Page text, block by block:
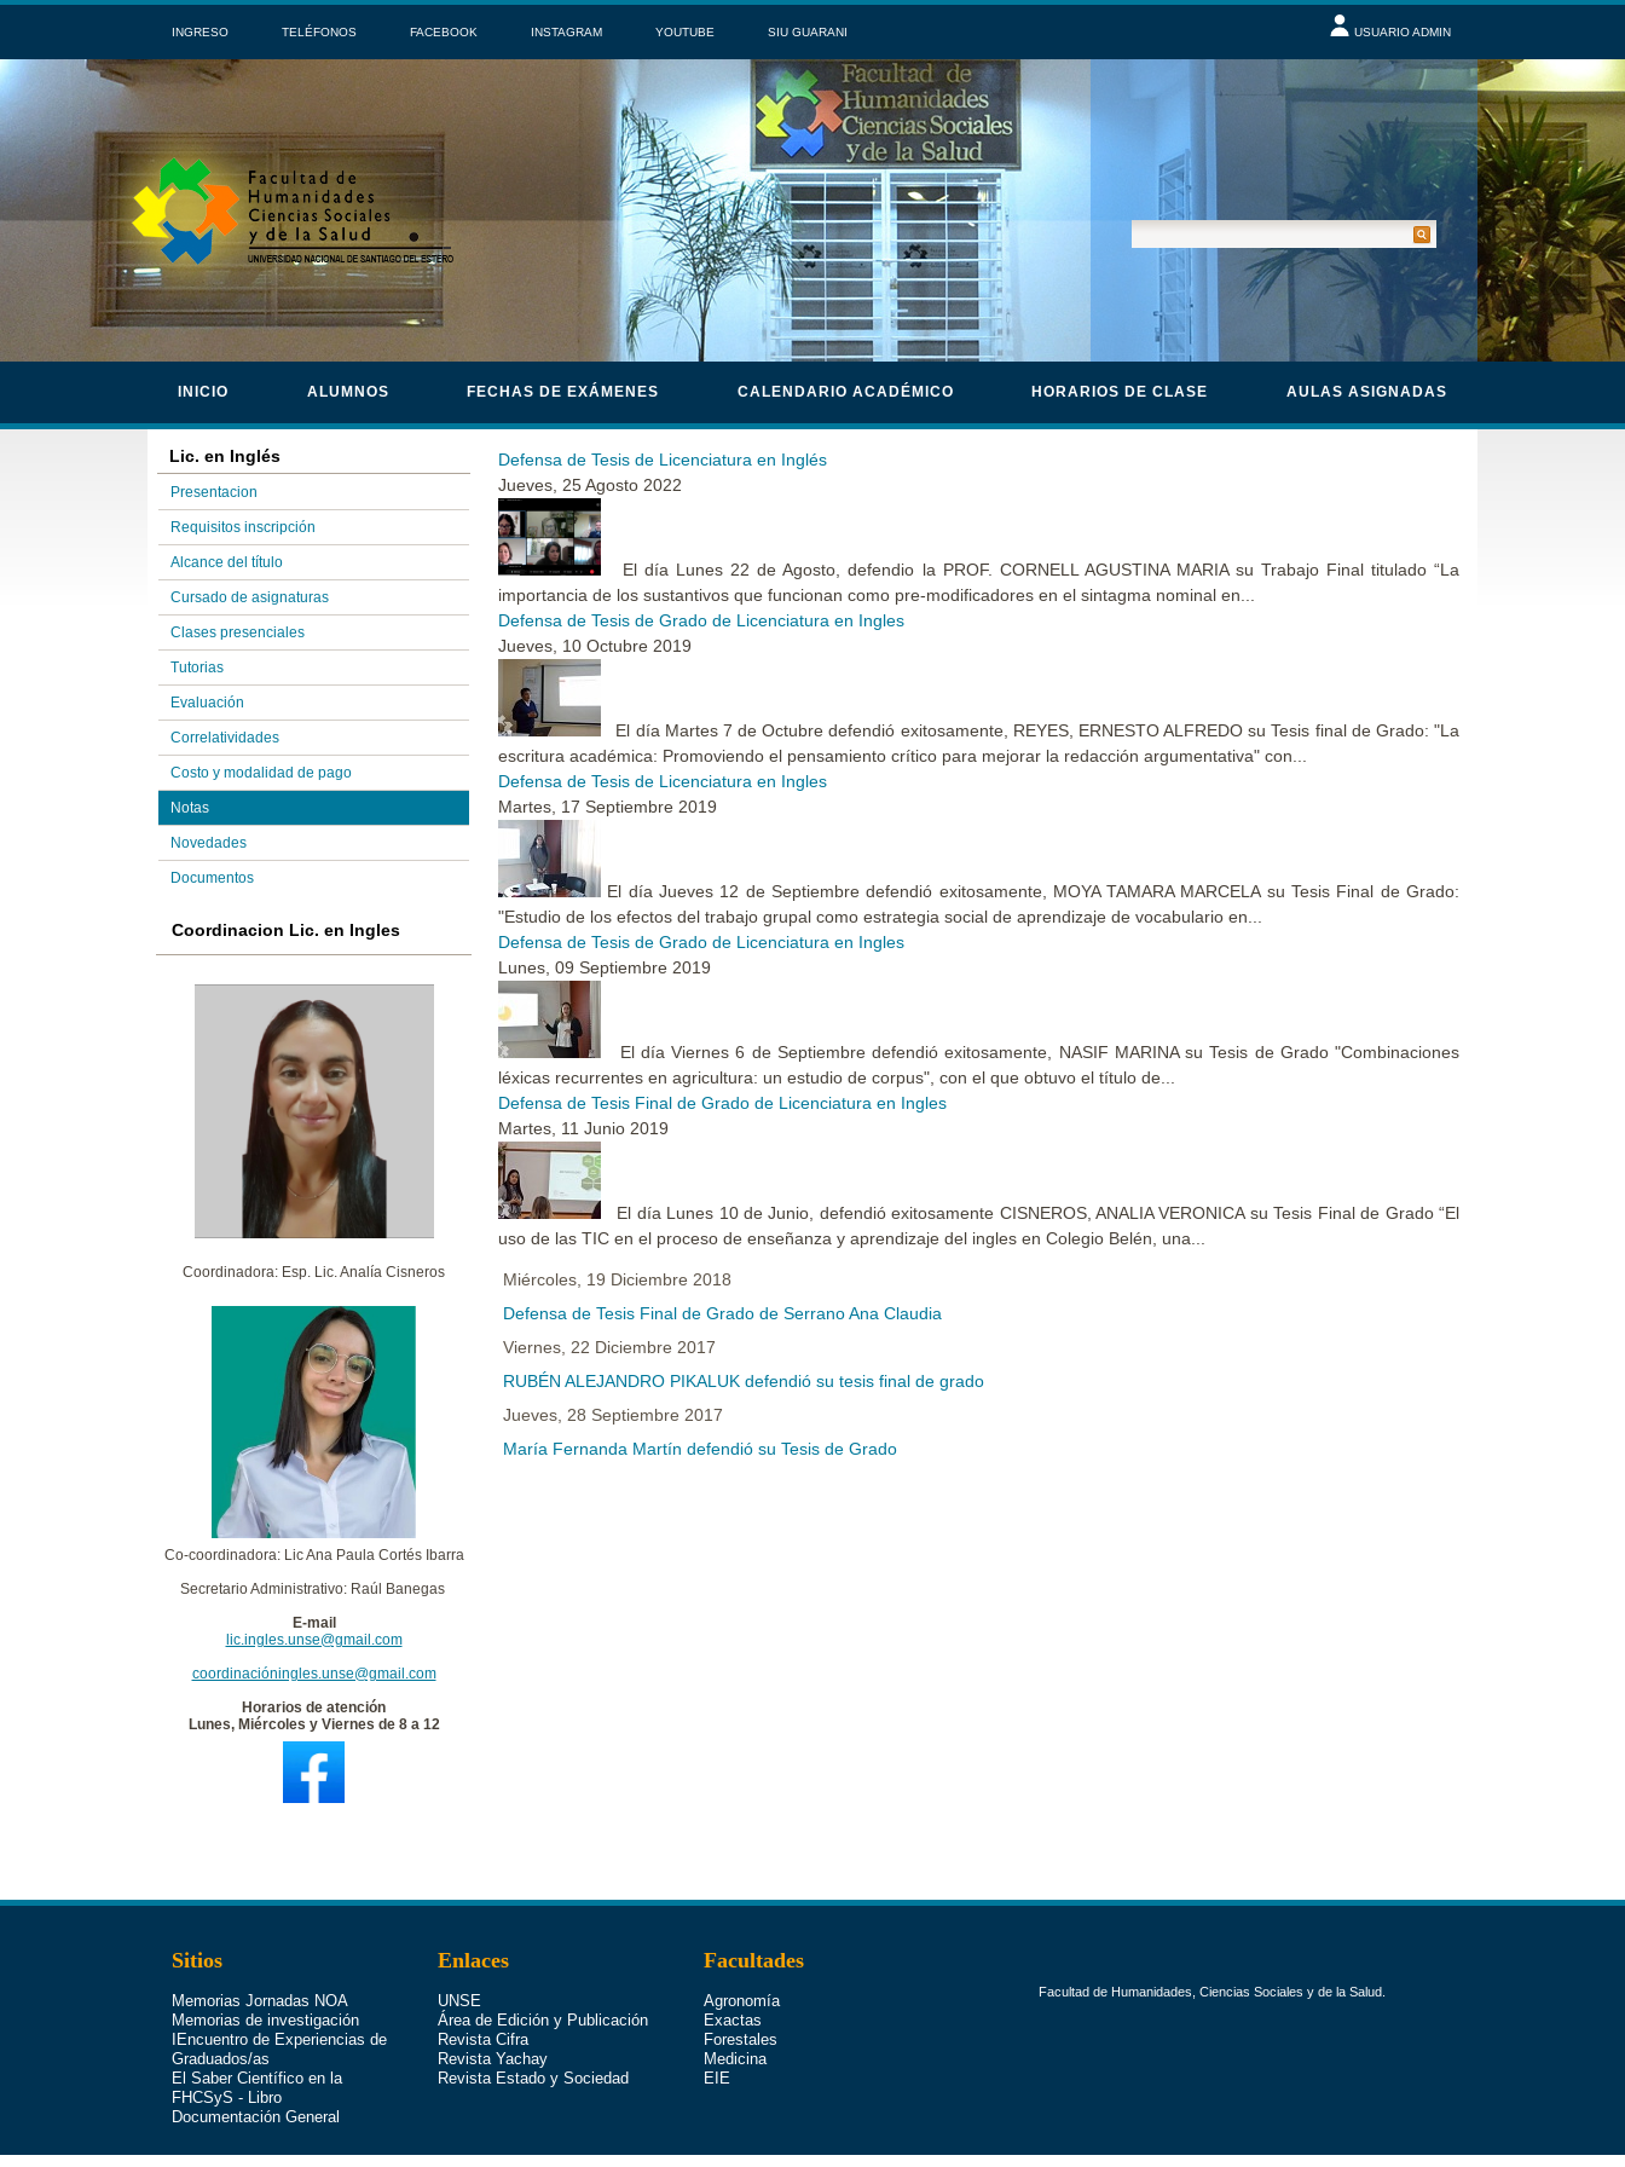
INGRESO TELÉFONOS FACEBOOK INSTAGRAM YOUTUBE SIU GUARANI USUARIO ADMIN
INICIO ALUMNOS FECHAS DE EXÁMENES CALENDARIO ACADÉMICO HORARIOS DE CLASE AULAS ASIGNADAS
Lic. en Inglés
Presentacion
Requisitos inscripción
Alcance del título
Cursado de asignaturas
Clases presenciales
Tutorias
Evaluación
Correlatividades
Costo y modalidad de pago
Notas
Novedades
Documentos
Coordinacion Lic. en Ingles
Coordinadora: Esp. Lic. Analía Cisneros
Co-coordinadora: Lic Ana Paula Cortés Ibarra
Secretario Administrativo: Raúl Banegas
E-mail
lic.ingles.unse@gmail.com
coordinacióningles.unse@gmail.com
Horarios de atención
Lunes, Miércoles y Viernes de 8 a 12
Defensa de Tesis de Licenciatura en Inglés
Jueves, 25 Agosto 2022
El día Lunes 22 de Agosto, defendio la PROF. CORNELL AGUSTINA MARIA su Trabajo Final titulado “La
importancia de los sustantivos que funcionan como pre-modificadores en el sintagma nominal en...
Defensa de Tesis de Grado de Licenciatura en Ingles
Jueves, 10 Octubre 2019
El día Martes 7 de Octubre defendió exitosamente, REYES, ERNESTO ALFREDO su Tesis final de Grado: "La
escritura académica: Promoviendo el pensamiento crítico para mejorar la redacción argumentativa" con...
Defensa de Tesis de Licenciatura en Ingles
Martes, 17 Septiembre 2019
El día Jueves 12 de Septiembre defendió exitosamente, MOYA TAMARA MARCELA su Tesis Final de Grado:
"Estudio de los efectos del trabajo grupal como estrategia social de aprendizaje de vocabulario en...
Defensa de Tesis de Grado de Licenciatura en Ingles
Lunes, 09 Septiembre 2019
El día Viernes 6 de Septiembre defendió exitosamente, NASIF MARINA su Tesis de Grado "Combinaciones
léxicas recurrentes en agricultura: un estudio de corpus", con el que obtuvo el título de...
Defensa de Tesis Final de Grado de Licenciatura en Ingles
Martes, 11 Junio 2019
El día Lunes 10 de Junio, defendió exitosamente CISNEROS, ANALIA VERONICA su Tesis Final de Grado “El
uso de las TIC en el proceso de enseñanza y aprendizaje del ingles en Colegio Belén, una...
Miércoles, 19 Diciembre 2018
Defensa de Tesis Final de Grado de Serrano Ana Claudia
Viernes, 22 Diciembre 2017
RUBÉN ALEJANDRO PIKALUK defendió su tesis final de grado
Jueves, 28 Septiembre 2017
María Fernanda Martín defendió su Tesis de Grado
Sitios
Memorias Jornadas NOA
Memorias de investigación
IEncuentro de Experiencias de
Graduados/as
El Saber Científico en la
FHCSyS - Libro
Documentación General
Enlaces
UNSE
Área de Edición y Publicación
Revista Cifra
Revista Yachay
Revista Estado y Sociedad
Facultades
Agronomía
Exactas
Forestales
Medicina
EIE
Facultad de Humanidades, Ciencias Sociales y de la Salud.